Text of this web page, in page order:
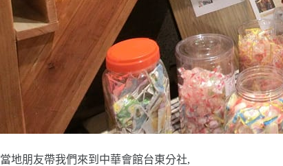
當地朋友帶我們來到中華會館台東分社,